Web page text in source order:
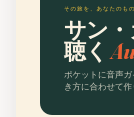
その旅を、あなたのも
サン・
聴く
ポケットに音声
き方に合わせて作